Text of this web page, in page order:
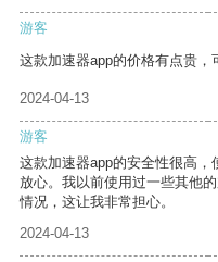
游客
这款加速器app的价格有点贵，
2024-04-13
游客
这款加速器app的安全性很高
放心。我以前使用过一些其他
情况，这让我非常担心。
2024-04-13